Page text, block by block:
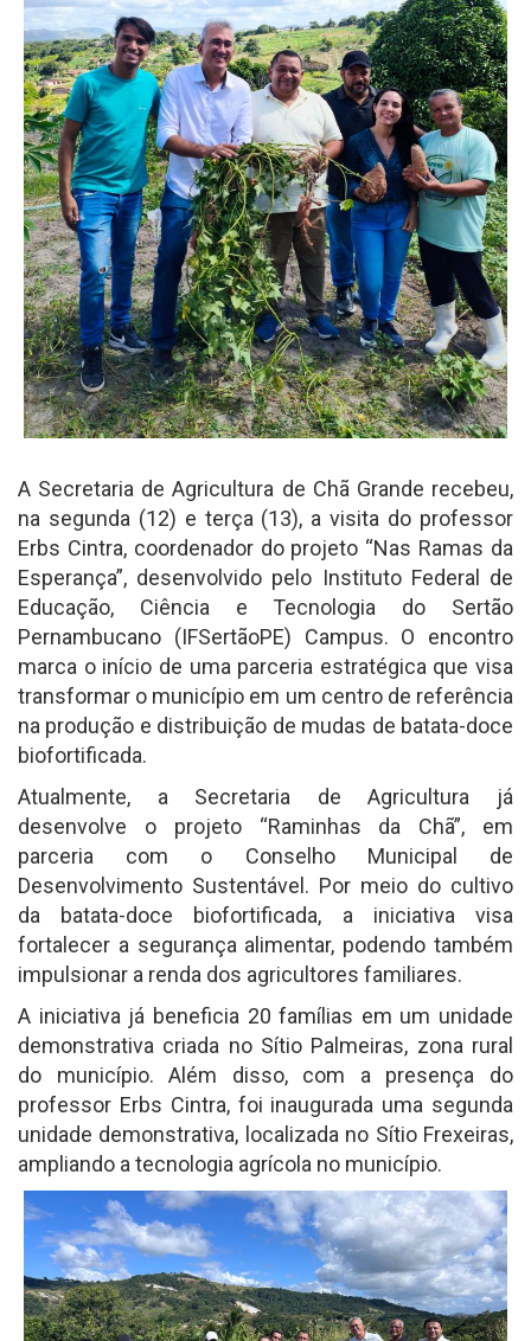
A Secretaria de Agricultura de Chã Grande recebeu,
na segunda (12) e terça (13), a visita do professor
Erbs Cintra, coordenador do projeto “Nas Ramas da
Esperança”, desenvolvido pelo Instituto Federal de
Educação, Ciência e Tecnologia do Sertão
Pernambucano (IFSertãoPE) Campus. O encontro
marca o início de uma parceria estratégica que visa
transformar o município em um centro de referência
na produção e distribuição de mudas de batata-doce
biofortificada.
Atualmente, a Secretaria de Agricultura já
desenvolve o projeto “Raminhas da Chã”, em
parceria com o Conselho Municipal de
Desenvolvimento Sustentável. Por meio do cultivo
da batata-doce biofortificada, a iniciativa visa
fortalecer a segurança alimentar, podendo também
impulsionar a renda dos agricultores familiares.
A iniciativa já beneficia 20 famílias em um unidade
demonstrativa criada no Sítio Palmeiras, zona rural
do município. Além disso, com a presença do
professor Erbs Cintra, foi inaugurada uma segunda
unidade demonstrativa, localizada no Sítio Frexeiras,
ampliando a tecnologia agrícola no município.